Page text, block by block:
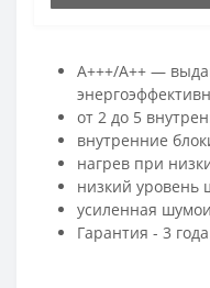
A+++/A++ —
от 2 до 5
внутренние
нагрев при
низкий уровень
усиленная
Гарантия - 3